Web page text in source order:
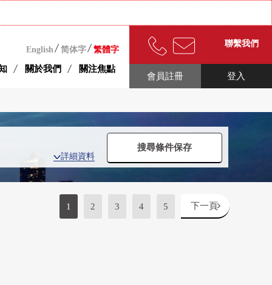
English 简体字 繁體字
關於我們 關注焦點
聯繫我們
登入
會員註冊
詳細資料
搜尋條件保存
1 2 3 4 5 下一頁